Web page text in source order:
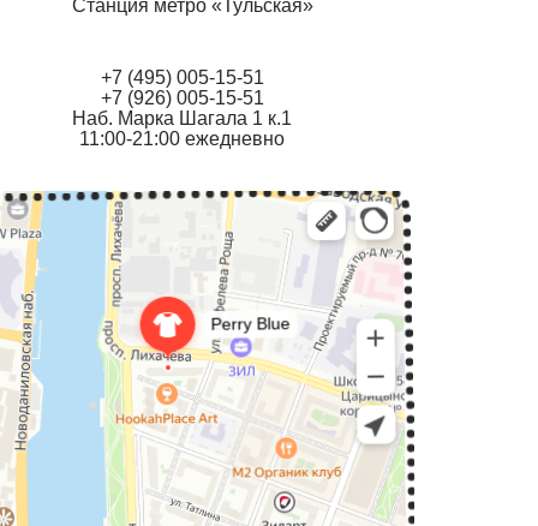
Станция метро «Тульская»
+7 (495) 005-15-51
+7 (926) 005-15-51
Наб. Марка Шагала 1 к.1
11:00-21:00 ежедневно